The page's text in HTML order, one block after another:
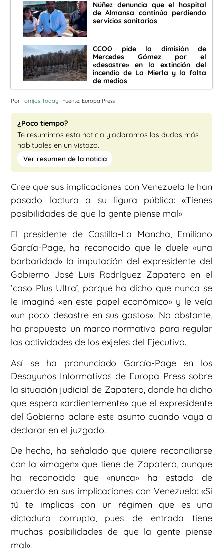
Núñez denuncia que el hospital
de Almansa continúa perdiendo
servicios sanitarios
CCOO pide la dimisión de
Mercedes Gómez por el
«desastre» en la extinción del
incendio de La Mierla y la falta
de medios
Por Torrijos Today · Fuente: Europa Press
¿Poco tiempo?
Te resumimos esta noticia y aclaramos las dudas más
habituales en un vistazo.
Ver resumen de la noticia
Cree que sus implicaciones con Venezuela le han
pasado factura a su figura pública: «Tienes
posibilidades de que la gente piense mal»
El presidente de Castilla-La Mancha, Emiliano
García-Page, ha reconocido que le duele «una
barbaridad» la imputación del expresidente del
Gobierno José Luis Rodríguez Zapatero en el
‘caso Plus Ultra’, porque ha dicho que nunca se
le imaginó «en este papel económico» y le veía
«un poco desastre en sus gastos». No obstante,
ha propuesto un marco normativo para regular
las actividades de los exjefes del Ejecutivo.
Así se ha pronunciado García-Page en los
Desayunos Informativos de Europa Press sobre
la situación judicial de Zapatero, donde ha dicho
que espera «ardientemente» que el expresidente
del Gobierno aclare este asunto cuando vaya a
declarar en el juzgado.
De hecho, ha señalado que quiere reconciliarse
con la «imagen» que tiene de Zapatero, aunque
ha reconocido que «nunca» ha estado de
acuerdo en sus implicaciones con Venezuela: «Si
tú te implicas con un régimen que es una
dictadura corrupta, pues de entrada tiene
muchas posibilidades de que la gente piense
mal».